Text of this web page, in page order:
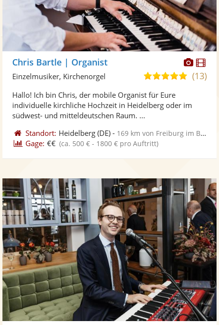
Chris Bartle | Organist
5,0(13)
Einzelmusiker, Kirchenorgel
Hallo! Ich bin Chris, der mobile Organist für Eure
individuelle kirchliche Hochzeit in Heidelberg oder im
südwest- und mitteldeutschen Raum. ...
Standort: Heidelberg (DE) - 169 km von Freiburg im Breisgau
Gage: €€ (ca. 500 € - 1800 € pro Auftritt)